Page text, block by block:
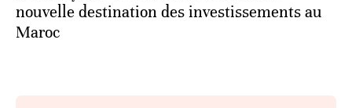
nouvelle destination des investissements au
Maroc